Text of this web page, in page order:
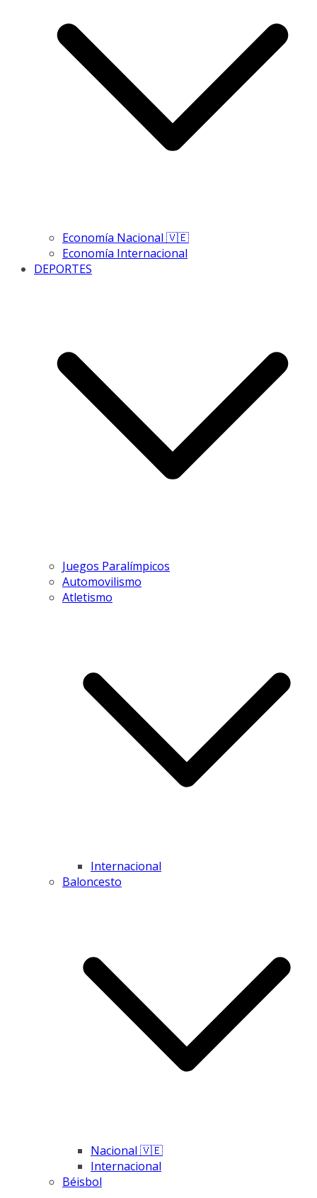
Economía Nacional 🇻🇪
Economía Internacional
DEPORTES
Juegos Paralímpicos
Automovilismo
Atletismo
Internacional
Baloncesto
Nacional 🇻🇪
Internacional
Béisbol